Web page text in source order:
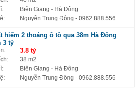
Biên Giang - Hà Đông
Nguyễn Trung Đông - 0962.888.556
hiếm 2 thoáng ô tô qua 38m Hà Đông
3 tỷ
3.8 tỷ
38 m2
Biên Giang - Hà Đông
Nguyễn Trung Đông - 0962.888.556